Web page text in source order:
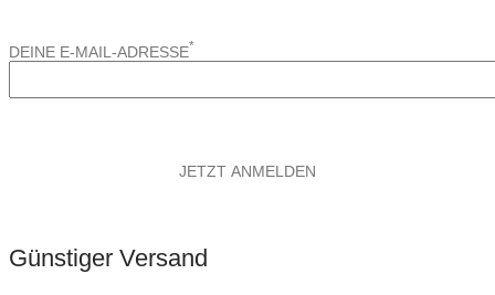
DEINE E-MAIL-ADRESSE*
Günstiger Versand